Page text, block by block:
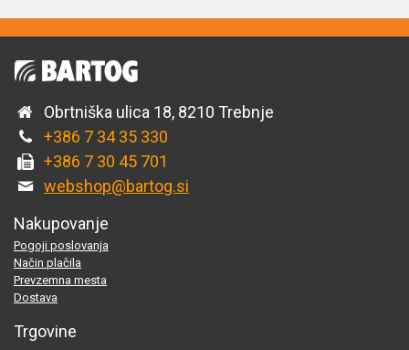
Obrtniška ulica 18, 8210 Trebnje
+386 7 34 35 330
+386 7 30 45 701
webshop@bartog.si
Nakupovanje
Pogoji poslovanja
Način plačila
Prevzemna mesta
Dostava
Trgovine